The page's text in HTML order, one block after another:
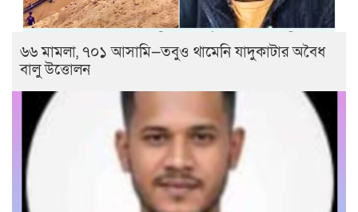
৬৬ মামলা, ৭০১ আসামি—তবুও থামেনি যাদুকাটার অবৈধ
বালু উত্তোলন